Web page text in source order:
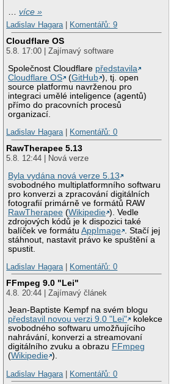
…více »
Ladislav Hagara| Komentářů: 9
Cloudflare OS
5.8. 17:00 | Zajímavý software
Společnost Cloudflare představila
Cloudflare OS
(GitHub ), tj. open
source platformu navrženou pro
integraci umělé inteligence (agentů)
přímo do pracovních procesů
organizací.
Ladislav Hagara| Komentářů: 0
RawTherapee 5.13
5.8. 12:44 | Nová verze
Byla vydána nová verze 5.13
svobodného multiplatformního softwaru
pro konverzi a zpracování digitálních
fotografií primárně ve formátů RAW
RawTherapee (Wikipedie ). Vedle
zdrojových kódů je k dispozici také
balíček ve formátuAppImage
. Stačí jej
stáhnout, nastavit právo ke spuštění a
spustit.
Ladislav Hagara| Komentářů: 0
FFmpeg 9.0 "Lei"
4.8. 20:44 | Zajímavý článek
Jean-Baptiste Kempf na svém blogu
představil novou verzi 9.0 "Lei"
kolekce
svobodného softwaru umožňujícího
nahrávání, konverzi a streamovaní
digitálního zvuku a obrazu FFmpeg
(Wikipedie ).
Ladislav Hagara| Komentářů: 0